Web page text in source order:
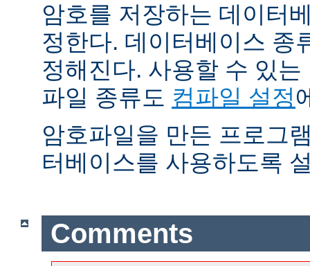
암호를 저장하는 데이터
정한다. 데이터베이스 종
정해진다. 사용할 수 있
파일 종류도 컴파일 설정
암호파일을 만든 프로그
터베이스를 사용하도록
Comments